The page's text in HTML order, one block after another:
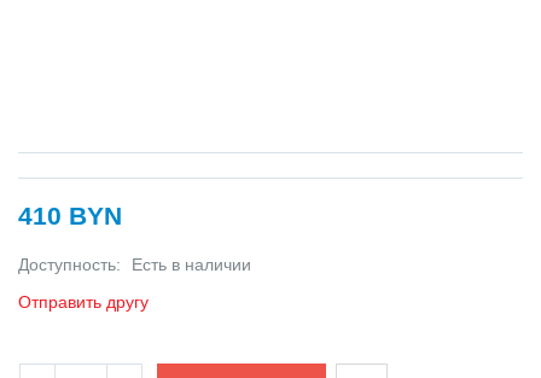
410 BYN
Доступность:
Есть в наличии
Отправить другу